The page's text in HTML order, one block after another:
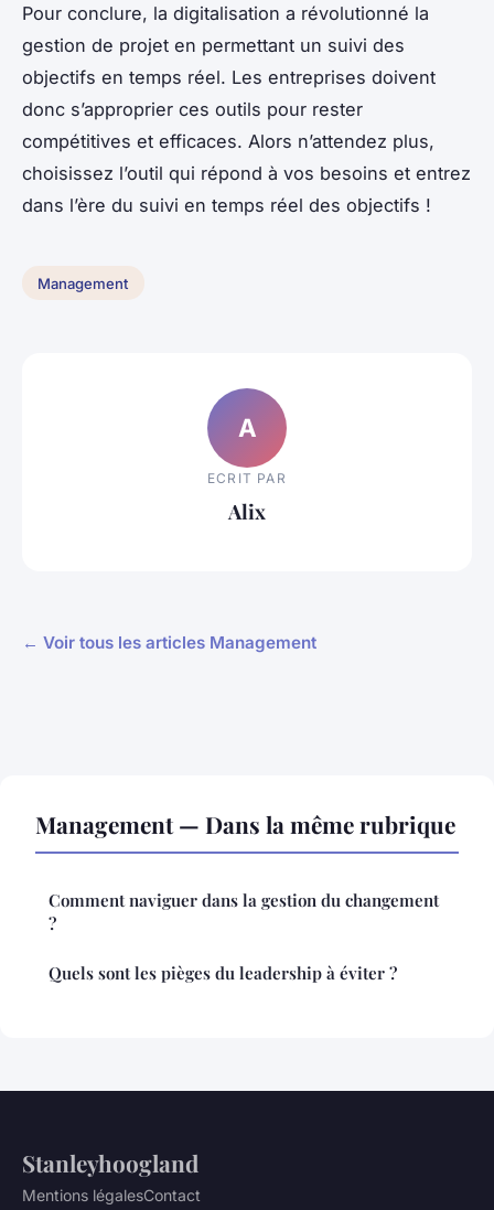
Pour conclure, la digitalisation a révolutionné la
gestion de projet en permettant un suivi des
objectifs en temps réel. Les entreprises doivent
donc s’approprier ces outils pour rester
compétitives et efficaces. Alors n’attendez plus,
choisissez l’outil qui répond à vos besoins et entrez
dans l’ère du suivi en temps réel des objectifs !
Management
A
ECRIT PAR
Alix
← Voir tous les articles Management
Management — Dans la même rubrique
Comment naviguer dans la gestion du changement
?
Quels sont les pièges du leadership à éviter ?
Stanleyhoogland
Mentions légalesContact